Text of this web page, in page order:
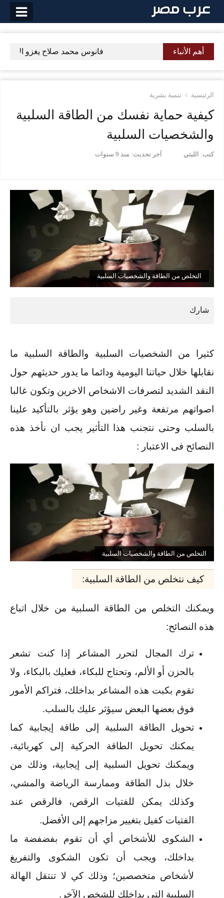
التخطي
أهم الأنباء فانوس محمد صلاح يغزو الأسواق فى رمضان 2018 احلى
الرئيسية تنمية بشرية
كيفية حماية نفسك من الطاقة السلبية
والشخصيات السلبية
كتب: الليثي آخر تحديث: منذ 9 سنوات
التخلص من الطاقة والشخصيات السلبية
كثيرا من الشخصيات السلبية والطاقة السلبية ما
نقابلها خلال حياتنا اليومية ودائما ما يدور حديثهم حول
النقد الشديد لتصرفات الاشخاص الاخرين وتكون غالبا
اصواتهم مرتفعة وغير راضين وهو يؤثر بالتأكيد علينا
بالسلب وحتى نتجنب هذا التأثير يجب ان نأخذ هذه
النصائح فى الاعتبار :
التخلص من الطاقة والشخصيات السلبية
كيف نتخلص من الطاقة السلبية:
ويمكنك التخلص من الطاقة السلبية من خلال اتباع
هذه النصائح:
ترك المجال لتحرر المشاعر إذا كنت تشعر
بالحزن أو الألم، وتحتاج للبكاء، فعليك بالبكاء، ولا
تقوم بكبت هذه المشاعر بداخلك، فتراكم الأمور
فوق بعضها البعض سيؤثر عليك بالسلب.
تحويل الطاقة السلبية إلى طاقة إيجابية كما
يمكنك تحويل الطاقة الحركية إلى كهربائية،
ويمكنك تحويل السلبية إلى إيجابية، وذلك من
خلال بذل الطاقة وممارسة الرياضة والمشي،
وكذلك يمكن للفتيات الرقص، فالرقص عند
الفتيات كفيل بتغيير مزاجهم إلى الأفضل.
الشكوى للأشخاص أي أن تقوم بفضفضة ما
بداخلك، ويجب أن تكون الشكوى والتفريغ
لأشخاص متخصصين؛ وذلك كي لا تنتقل الهالة
السلبية التي بداخلك للشخص الآخر.